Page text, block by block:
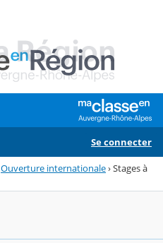
Se connecter
Ouverture internationale›Stages à